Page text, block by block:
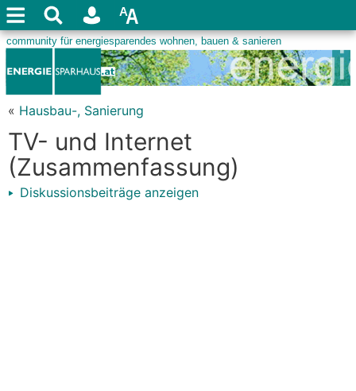
« Hausbau-, Sanierung
TV- und Internet
(Zusammenfassung)
Diskussionsbeiträge anzeigen